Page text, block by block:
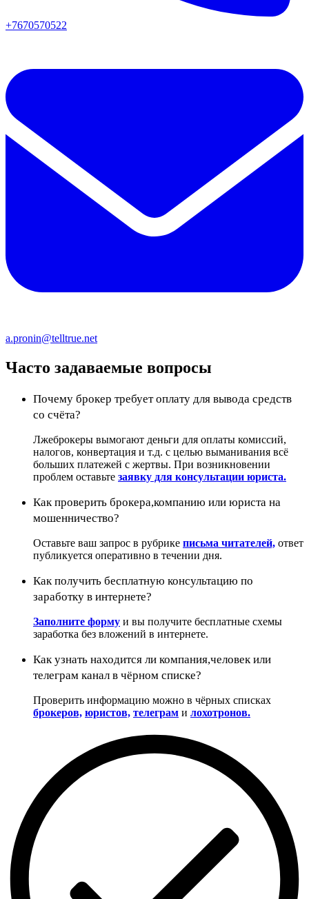
+7670570522
a.pronin@telltrue.net
Часто задаваемые вопросы
Почему брокер требует оплату для вывода средств
со счёта?
Лжеброкеры вымогают деньги для оплаты комиссий,
налогов, конвертация и т.д. с целью выманивания всё
больших платежей с жертвы. При возникновении
проблем оставьте заявку для консультации юриста.
Как проверить брокера,компанию или юриста на
мошенничество?
Оставьте ваш запрос в рубрике письма читателей, ответ
публикуется оперативно в течении дня.
Как получить бесплатную консультацию по
заработку в интернете?
Заполните форму и вы получите бесплатные схемы
заработка без вложений в интернете.
Как узнать находится ли компания,человек или
телеграм канал в чёрном списке?
Проверить информацию можно в чёрных списках
брокеров, юристов, телеграм и лохотронов.